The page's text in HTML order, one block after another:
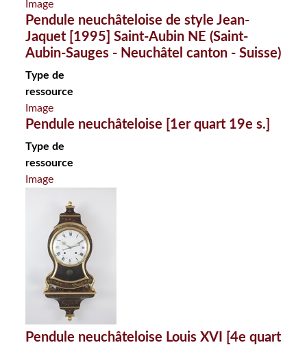
Image
Pendule neuchâteloise de style Jean-
Jaquet [1995] Saint-Aubin NE (Saint-
Aubin-Sauges - Neuchâtel canton - Suisse)
Type de
ressource
Image
Pendule neuchâteloise [1er quart 19e s.]
Type de
ressource
Image
Pendule neuchâteloise Louis XVI [4e quart